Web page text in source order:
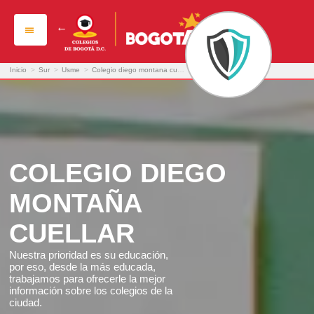
colegio diego montaña cuellar
Inicio > Sur > Usme > Colegio diego montana cuellar
COLEGIO DIEGO
MONTAÑA
CUELLAR
Nuestra prioridad es su educación,
por eso, desde la más educada,
trabajamos para ofrecerle la mejor
información sobre los colegios de la
ciudad.